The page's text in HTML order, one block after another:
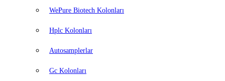
WePure Biotech Kolonları
Hplc Kolonları
Autosamplerlar
Gc Kolonları